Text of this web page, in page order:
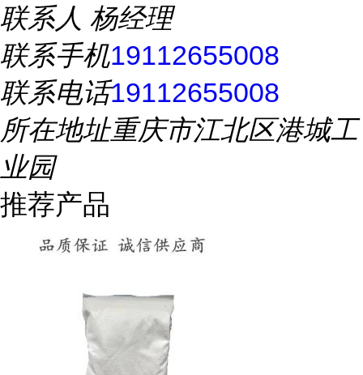
联系人 杨经理
联系手机19112655008
联系电话19112655008
所在地址重庆市江北区港城工
业园
推荐产品